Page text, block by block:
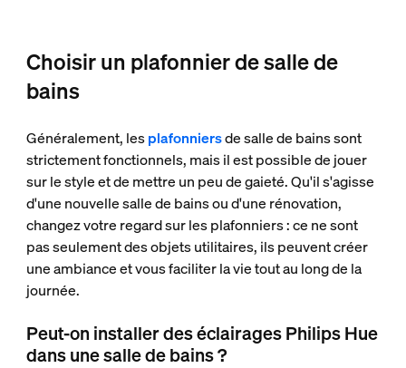
Choisir un plafonnier de salle de
bains
Généralement, lesplafonniersde salle de bains sont
strictement fonctionnels, mais il est possible de jouer
sur le style et de mettre un peu de gaieté. Qu'il s'agisse
d'une nouvelle salle de bains ou d'une rénovation,
changez votre regard sur les plafonniers : ce ne sont
pas seulement des objets utilitaires, ils peuvent créer
une ambiance et vous faciliter la vie tout au long de la
journée.
Peut-on installer des éclairages Philips Hue
dans une salle de bains ?